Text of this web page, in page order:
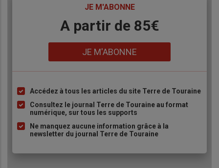
JE M'ABONNE
A partir de 85€
JE M'ABONNE
Liste
à
puce
Accédez à tous les articles du site Terre de Touraine
Consultez le journal Terre de Touraine au format
numérique, sur tous les supports
Ne manquez aucune information grâce à la
newsletter du journal Terre de Touraine